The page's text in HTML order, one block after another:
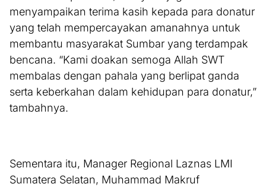
menyampaikan terima kasih kepada para donatur
yang telah mempercayakan amanahnya untuk
membantu masyarakat Sumbar yang terdampak
bencana. “Kami doakan semoga Allah SWT
membalas dengan pahala yang berlipat ganda
serta keberkahan dalam kehidupan para donatur,”
tambahnya.
Sementara itu, Manager Regional Laznas LMI
Sumatera Selatan, Muhammad Makruf